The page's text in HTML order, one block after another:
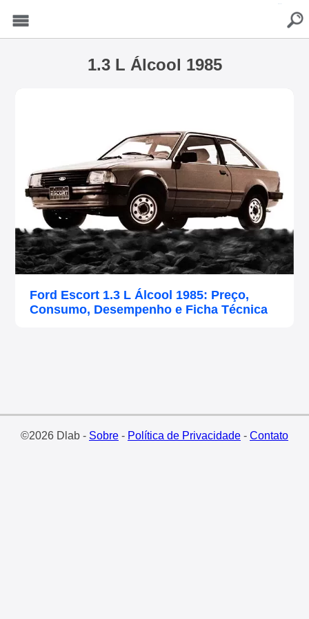
1.3 L Álcool 1985
Ford Escort 1.3 L Álcool 1985: Preço,
Consumo, Desempenho e Ficha Técnica
©2026 Dlab - Sobre- Política de Privacidade- Contato